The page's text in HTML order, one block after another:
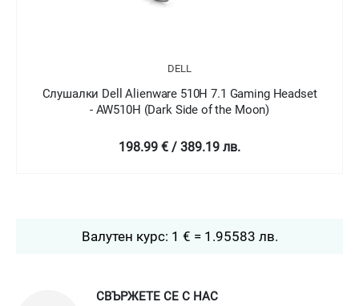
Dell Alienware 510H 7.1 Gaming Headset
- AW510H (Dark Side of the Moon)
198.99 € / 389.19 лв.
Валутен курс: 1 € = 1.95583 лв.
СВЪРЖЕТЕ СЕ С НАС